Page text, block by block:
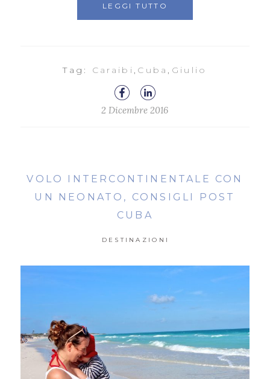
LEGGI TUTTO
Tag: Caraibi , Cuba , Giulio
2 Dicembre 2016
VOLO INTERCONTINENTALE CON
UN NEONATO, CONSIGLI POST
CUBA
DESTINAZIONI